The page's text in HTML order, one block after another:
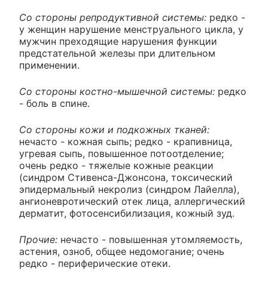
Со стороны репродуктивной системы: редко -
у женщин нарушение менструального цикла, у
мужчин преходящие нарушения функции
предстательной железы при длительном
применении.
Со стороны костно-мышечной системы: редко
- боль в спине.
Со стороны кожи и подкожных тканей:
нечасто - кожная сыпь; редко - крапивница,
угревая сыпь, повышенное потоотделение;
очень редко - тяжелые кожные реакции
(синдром Стивенса-Джонсона, токсический
эпидермальный некролиз (синдром Лайелла),
ангионевротический отек лица, аллергический
дерматит, фотосенсибилизация, кожный зуд.
Прочие: нечасто - повышенная утомляемость,
астения, озноб, общее недомогание; очень
редко - периферические отеки.